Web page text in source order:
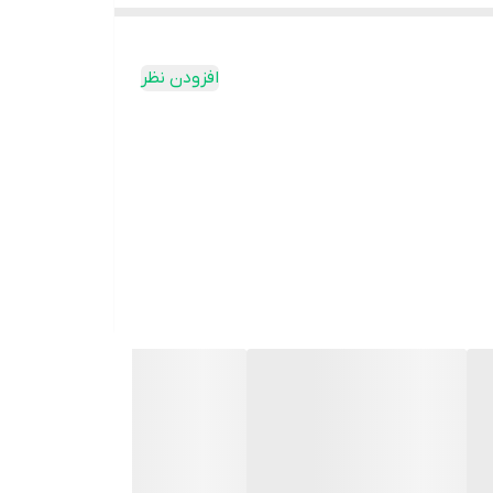
افزودن نظر